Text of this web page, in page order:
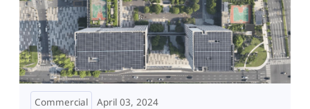
Commercial April 03, 2024